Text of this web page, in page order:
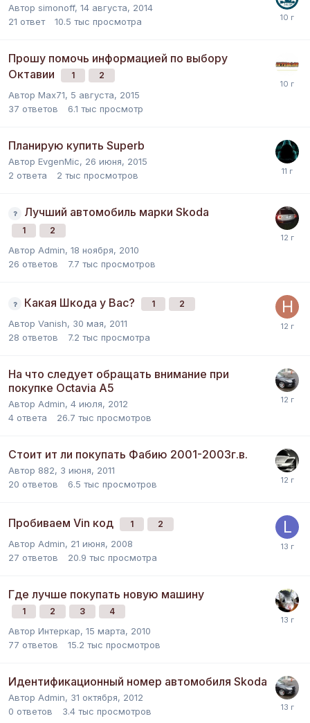
Автор simonoff, 14 августа, 2014
21 ответ 10.5 тыс просмотра
Прошу помочь информацией по выбору
Октавии
1 2
Автор Max71, 5 августа, 2015
37 ответов 6.1 тыс просмотр
Планирую купить Superb
Автор EvgenMic, 26 июня, 2015
2 ответа 2 тыс просмотров
Лучший автомобиль марки Skoda
1 2
Автор Admin, 18 ноября, 2010
26 ответов 7.7 тыс просмотров
Какая Шкода у Вас? 1 2
Автор Vanish, 30 мая, 2011
28 ответов 7.2 тыс просмотра
На что следует обращать внимание при
покупке Octavia A5
Автор Admin, 4 июля, 2012
4 ответа 26.7 тыс просмотров
Стоит ит ли покупать Фабию 2001-2003г.в.
Автор 882, 3 июня, 2011
20 ответов 6.5 тыс просмотров
Пробиваем Vin код 1 2
Автор Admin, 21 июня, 2008
27 ответов 20.9 тыс просмотра
Где лучше покупать новую машину
1 2 3 4
Автор Интеркар, 15 марта, 2010
77 ответов 15.2 тыс просмотров
Идентификационный номер автомобиля Skoda
Автор Admin, 31 октября, 2012
0 ответов 3.4 тыс просмотров